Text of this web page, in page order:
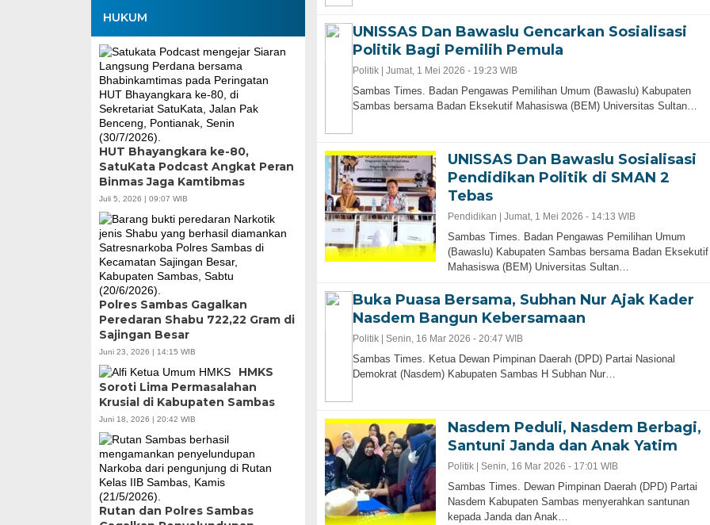
HUKUM
HUT Bhayangkara ke-80,
SatuKata Podcast Angkat Peran
Binmas Jaga Kamtibmas
Juli 5, 2026 | 09:07 WIB
Polres Sambas Gagalkan
Peredaran Shabu 722,22 Gram di
Sajingan Besar
Juni 23, 2026 | 14:15 WIB
HMKS
Soroti Lima Permasalahan
Krusial di Kabupaten Sambas
Juni 18, 2026 | 20:42 WIB
Rutan dan Polres Sambas
UNISSAS Dan Bawaslu Gencarkan Sosialisasi
Politik Bagi Pemilih Pemula
Politik | Jumat, 1 Mei 2026 - 19:23 WIB
Sambas Times. Badan Pengawas Pemilihan Umum (Bawaslu) Kabupaten
Sambas bersama Badan Eksekutif Mahasiswa (BEM) Universitas Sultan…
UNISSAS Dan Bawaslu Sosialisasi
Pendidikan Politik di SMAN 2
Tebas
Pendidikan | Jumat, 1 Mei 2026 - 14:13 WIB
Sambas Times. Badan Pengawas Pemilihan Umum
(Bawaslu) Kabupaten Sambas bersama Badan Eksekutif
Mahasiswa (BEM) Universitas Sultan…
Buka Puasa Bersama, Subhan Nur Ajak Kader
Nasdem Bangun Kebersamaan
Politik | Senin, 16 Mar 2026 - 20:47 WIB
Sambas Times. Ketua Dewan Pimpinan Daerah (DPD) Partai Nasional
Demokrat (Nasdem) Kabupaten Sambas H Subhan Nur…
Nasdem Peduli, Nasdem Berbagi,
Santuni Janda dan Anak Yatim
Politik | Senin, 16 Mar 2026 - 17:01 WIB
Sambas Times. Dewan Pimpinan Daerah (DPD) Partai
Nasdem Kabupaten Sambas menyerahkan santunan
kepada Janda dan Anak…